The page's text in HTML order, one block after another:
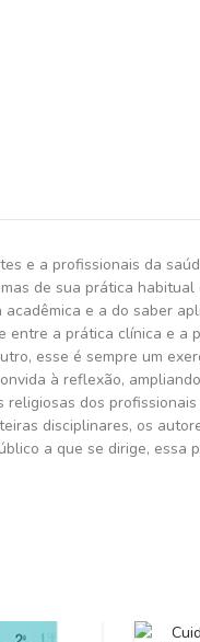
e a profissionais da
de sua prática
e a do saber
entre a prática clínica e a
esse é sempre um
à reflexão,
religiosas dos
disciplinares, os
a que se dirige,